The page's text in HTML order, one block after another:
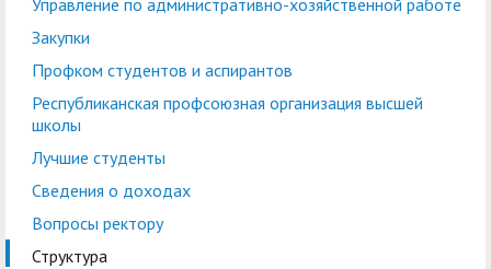
Международная
деятельность
Управление по
административно-
Закупки
Республиканская
Центр тестирования
иностранных граждан
по русскому языку
Центр развития
компетенций
Центр русского языка
Управление по административно-хозяйственной работе
Закупки
Профком студентов и аспирантов
Республиканская профсоюзная организация высшей
школы
Лучшие студенты
Сведения о доходах
Вопросы ректору
Структура